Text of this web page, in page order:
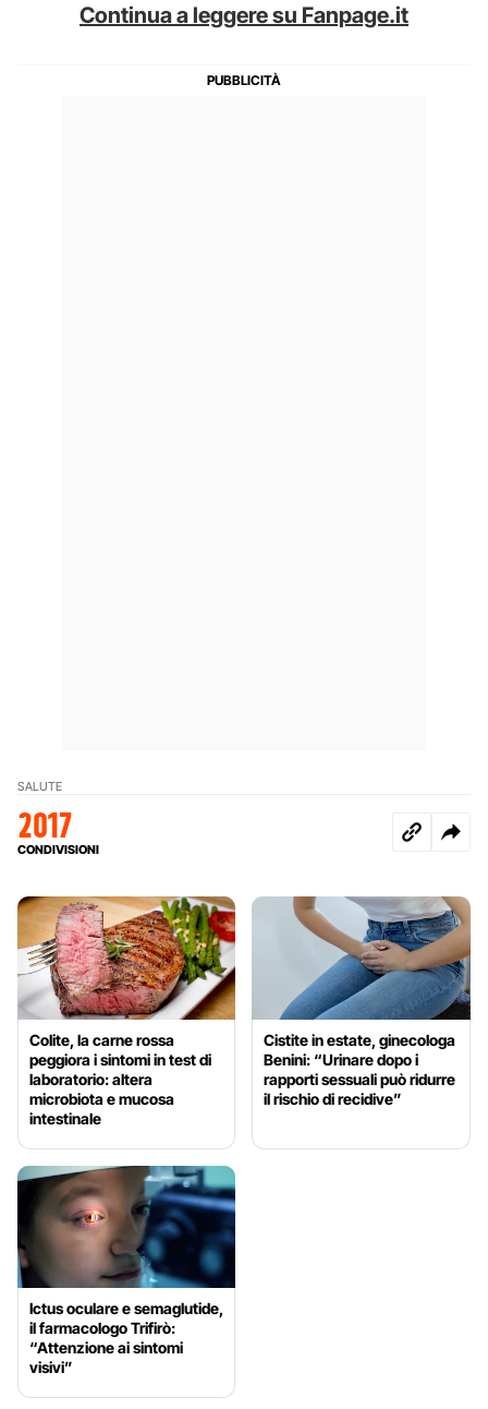
Continua a leggere su Fanpage.it
SALUTE
2017
CONDIVISIONI
Colite, la carne rossa
peggiora i sintomi in test di
laboratorio: altera
microbiota e mucosa
intestinale
Cistite in estate, ginecologa
Benini: “Urinare dopo i
rapporti sessuali può ridurre
il rischio di recidive”
Ictus oculare e semaglutide,
il farmacologo Trifirò:
“Attenzione ai sintomi
visivi”